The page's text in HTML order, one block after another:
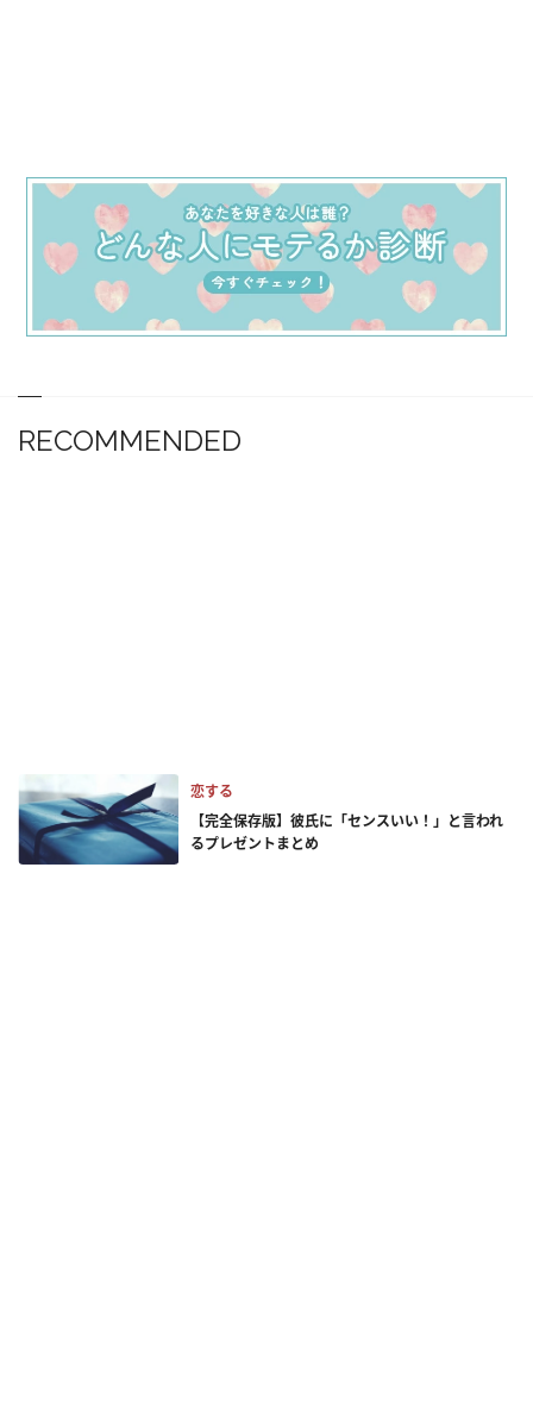
RECOMMENDED
恋する
【完全保存版】彼氏に「センスいい！」と言われ
るプレゼントまとめ